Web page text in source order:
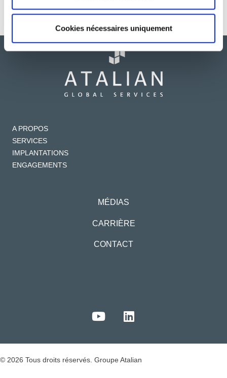
Cookies nécessaires uniquement
A PROPOS
SERVICES
IMPLANTATIONS
ENGAGEMENTS
MÉDIAS
CARRIÈRE
CONTACT
© 2026 Tous droits réservés. Groupe Atalian